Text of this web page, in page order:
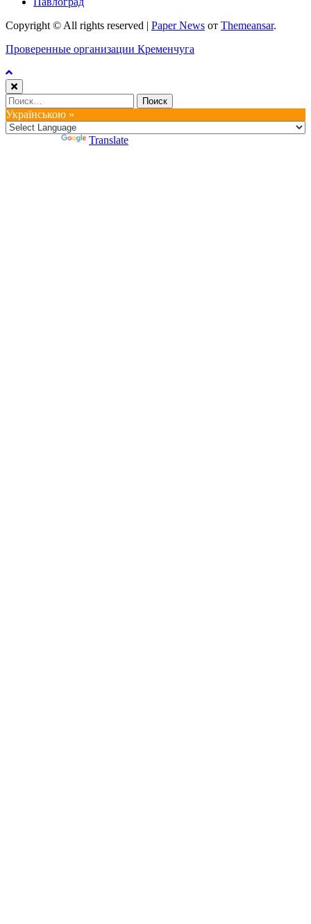
Copyright © All rights reserved | Paper News от Themeansar.
Проверенные организации Кременчуга
Найти:
Українською »
Translate